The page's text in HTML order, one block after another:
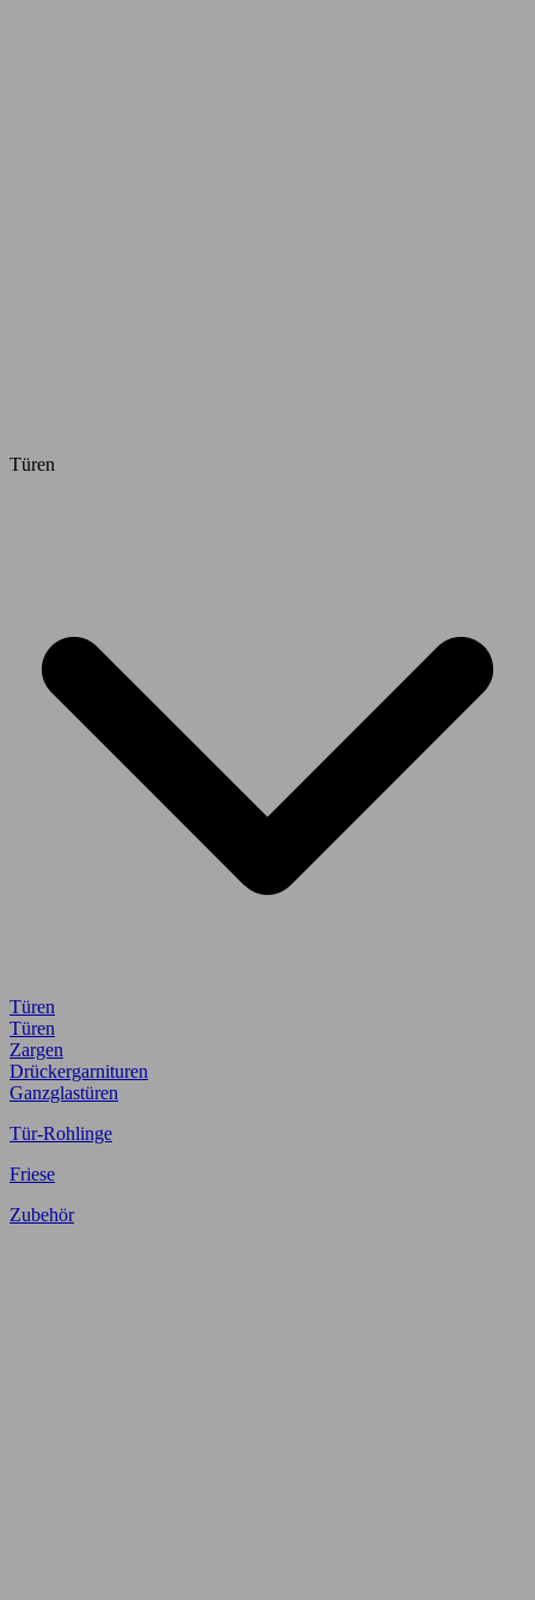
Türen
Türen
Türen
Zargen
Drückergarnituren
Ganzglastüren
Tür-Rohlinge
Friese
Zubehör